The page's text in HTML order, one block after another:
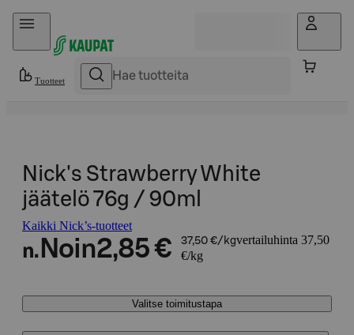
Hyppää sisältöön
Tuotteet
Nick's Strawberry White
jäätelö 76g / 90ml
Kaikki Nick’s-tuotteet
n. Noin2,85 € 37,50 €/kgvertailuhinta 37,50
€/kg
Valitse toimitustapa